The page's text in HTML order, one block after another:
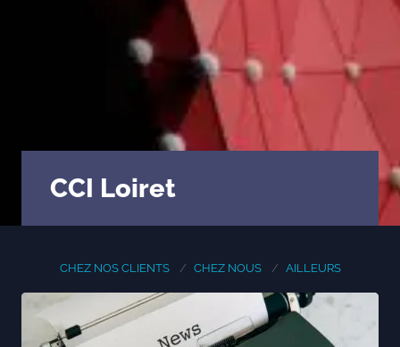
Conseil en propriété intellectuelle
Financements
Ingénierie de projet
Fiscalité & report d’imposition
IP Box pour rentabiliser vos idées
Business plan, modélisation financière
Recherche de licenciés
Transfert de technologie
CCI Loiret
CHEZ NOS CLIENTS CHEZ NOUS AILLEURS